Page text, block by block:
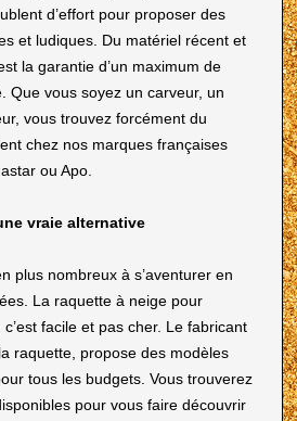
d’effort pour proposer des
et ludiques. Du matériel récent et
la garantie d’un maximum de
Que vous soyez un carveur, un
vous trouvez forcément du
chez nos marques françaises
ou Apo.
vraie alternative
plus nombreux à s’aventurer en
La raquette à neige pour
facile et pas cher. Le fabricant
raquette, propose des modèles
tous les budgets. Vous trouverez
pour vous faire découvrir